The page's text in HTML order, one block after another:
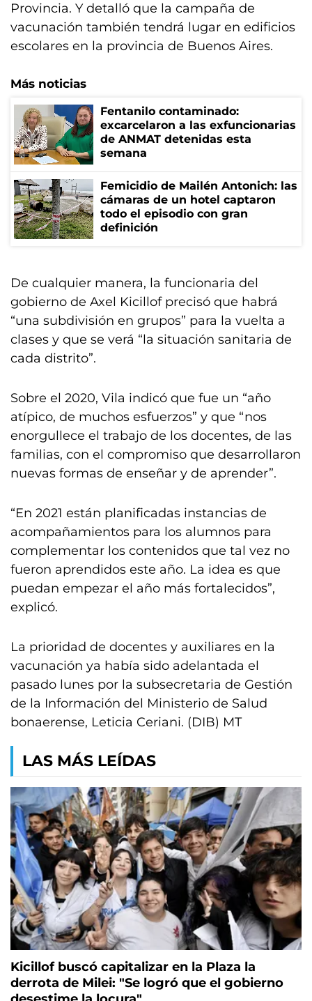
Provincia. Y detalló que la campaña de
vacunación también tendrá lugar en edificios
escolares en la provincia de Buenos Aires.
Más noticias
Fentanilo contaminado:
excarcelaron a las exfuncionarias
de ANMAT detenidas esta
semana
Femicidio de Mailén Antonich: las
cámaras de un hotel captaron
todo el episodio con gran
definición
De cualquier manera, la funcionaria del
gobierno de Axel Kicillof precisó que habrá
“una subdivisión en grupos” para la vuelta a
clases y que se verá “la situación sanitaria de
cada distrito”.
Sobre el 2020, Vila indicó que fue un “año
atípico, de muchos esfuerzos” y que “nos
enorgullece el trabajo de los docentes, de las
familias, con el compromiso que desarrollaron
nuevas formas de enseñar y de aprender”.
“En 2021 están planificadas instancias de
acompañamientos para los alumnos para
complementar los contenidos que tal vez no
fueron aprendidos este año. La idea es que
puedan empezar el año más fortalecidos”,
explicó.
La prioridad de docentes y auxiliares en la
vacunación ya había sido adelantada el
pasado lunes por la subsecretaria de Gestión
de la Información del Ministerio de Salud
bonaerense, Leticia Ceriani. (DIB) MT
LAS MÁS LEÍDAS
Kicillof buscó capitalizar en la Plaza la
derrota de Milei: "Se logró que el gobierno